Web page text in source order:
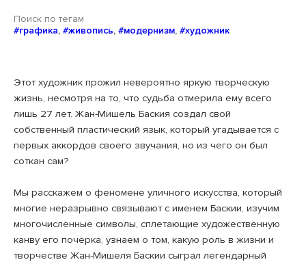
Поиск по тегам
#графика, #живопись, #модернизм, #художник
Этот художник прожил невероятно яркую творческую
жизнь, несмотря на то, что судьба отмерила ему всего
лишь 27 лет. Жан-Мишель Баския создал свой
собственный пластический язык, который угадывается с
первых аккордов своего звучания, но из чего он был
соткан сам?
Мы расскажем о феномене уличного искусства, который
многие неразрывно связывают с именем Баскии, изучим
многочисленные символы, сплетающие художественную
канву его почерка, узнаем о том, какую роль в жизни и
творчестве Жан-Мишеля Баскии сыграл легендарный